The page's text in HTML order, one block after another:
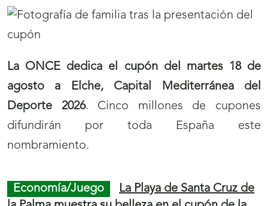
La ONCE dedica el cupón del martes 18 de
agosto a Elche, Capital Mediterránea del
Deporte 2026. Cinco millones de cupones
difundirán por toda España este
nombramiento.
Economía/Juego
La Playa de Santa Cruz de